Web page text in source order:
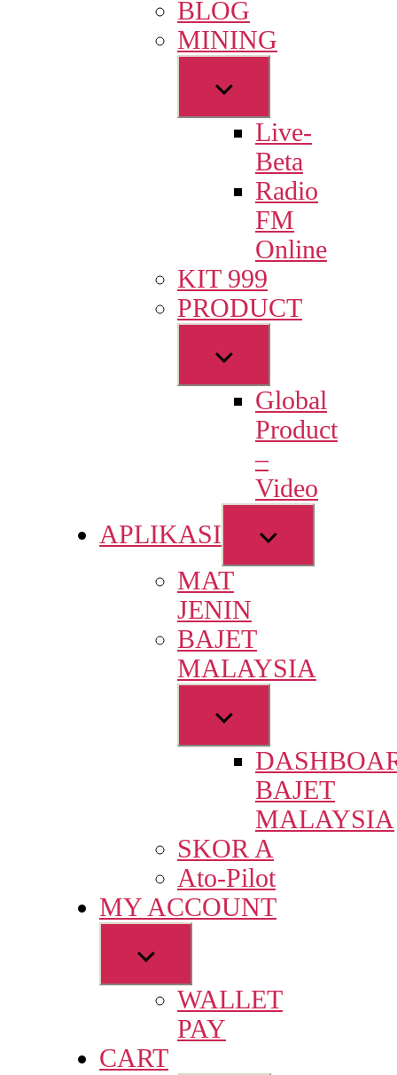
menu
BLOG
MINING
Show
sub
menuLive-
Beta
Radio
FM
Online
KIT 999
PRODUCT
Show
sub
menuGlobal
Product
–
Video
APLIKASI
Show
sub
MAT
JENIN
BAJET
MALAYSIA
Show
sub
menu
BAJET
MALAYSIA
SKOR A
Ato-Pilot
MY ACCOUNT
Show
sub
menuWALLET
PAY
CART